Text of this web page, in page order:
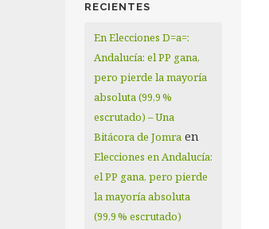
RECIENTES
En Elecciones D=a=:
Andalucía: el PP gana,
pero pierde la mayoría
absoluta (99,9 %
escrutado) – Una
Bitácora de Jomra en
Elecciones en Andalucía:
el PP gana, pero pierde
la mayoría absoluta
(99,9 % escrutado)